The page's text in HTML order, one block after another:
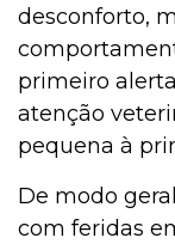
desconforto,
primeiro
atenção
pequena à
De modo
com feridas